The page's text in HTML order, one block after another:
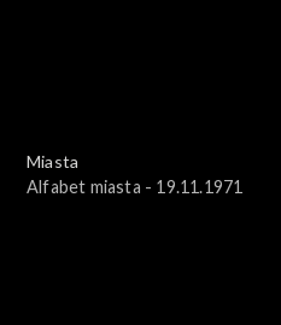
Miasta
Alfabet miasta - 19.11.1971